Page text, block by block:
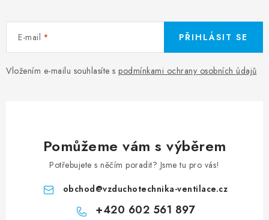
E-mail
Vložením e-mailu souhlasíte s podmínkami ochrany osobních údajů
PŘIHLÁSIT SE
Pomůžeme vám s výběrem
Potřebujete s něčím poradit? Jsme tu pro vás!
obchod@vzduchotechnika-ventilace.cz
+420 602 561 897